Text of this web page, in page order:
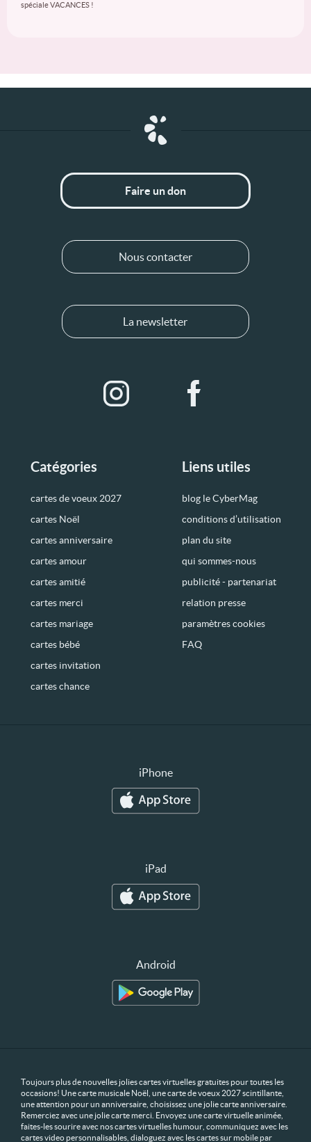
spéciale VACANCES !
Catégories
cartes de voeux 2027
cartes Noël
cartes anniversaire
cartes amour
cartes amitié
cartes merci
cartes mariage
cartes bébé
cartes invitation
cartes chance
Liens utiles
blog le CyberMag
conditions d’utilisation
plan du site
qui sommes-nous
publicité - partenariat
relation presse
paramètres cookies
FAQ
Faire un don
Nous contacter
La newsletter
iPhone
iPad
Android
Toujours plus de nouvelles jolies cartes virtuelles gratuites pour toutes les
occasions! Une carte musicale Noël, une carte de voeux 2027 scintillante,
une attention pour un anniversaire, choisissez une jolie carte anniversaire.
Remerciez avec une jolie carte merci. Envoyez une carte virtuelle animée,
faites-les sourire avec nos cartes virtuelles humour, communiquez avec les
cartes video personnalisables, dialoguez avec les cartes sur mobile par